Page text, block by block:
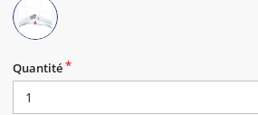
Quantité